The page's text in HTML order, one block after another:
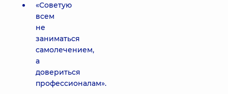
«Советую
всем
не
заниматься
самолечением,
а
довериться
профессионалам».